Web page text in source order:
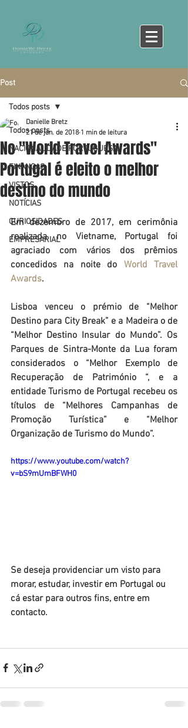
Post
Todos posts
NACIONALIDADE PORTUGUESA
FINANÇAS
VISTOS
NOTÍCIAS
CURIOSIDADES
EMPRESARIAL
Todos posts
No "World Travel Awards"
Portugal é eleito o melhor
destino do mundo
Danielle Bretz
21 de jan. de 2018 1 min de leitura
Em dezembro de 2017, em cerimônia
realizada no Vietname, Portugal foi
agraciado com vários dos prêmios
concedidos na noite do World Travel
Awards.
Lisboa venceu o prémio de “Melhor
Destino para City Break”
“Melhor Destino Insular do Mundo”. Os
Parques de Sintra-Monte da Lua foram
considerados o “Melhor Exemplo de
Recuperação de Património “, e a
entidade Turismo de Portugal recebeu os
títulos de “Melhores Campanhas de
Promoção Turística” e “Melhor
Organização de Turismo do Mundo”.
https://www.youtube.com/watch?
v=bS9mUmBFWH0
Se deseja providenciar um visto para
morar, estudar, investir em Portugal ou
cá estar para outros fins, entre em
contacto.